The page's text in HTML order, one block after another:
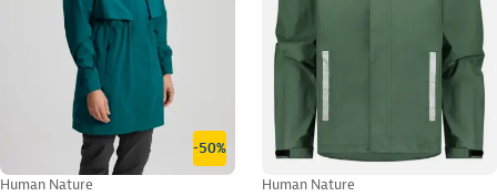
-50%
Human Nature Human Nature